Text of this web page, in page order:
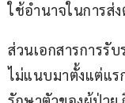
ใช้อำนาจในการส่ง
ส่วนเอกสารการรั
ไม่แนบมาตั้งแต่แร